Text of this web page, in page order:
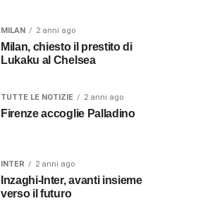
MILAN 2 anni ago
Milan, chiesto il prestito di
Lukaku al Chelsea
TUTTE LE NOTIZIE 2 anni ago
Firenze accoglie Palladino
INTER 2 anni ago
Inzaghi-Inter, avanti insieme
verso il futuro